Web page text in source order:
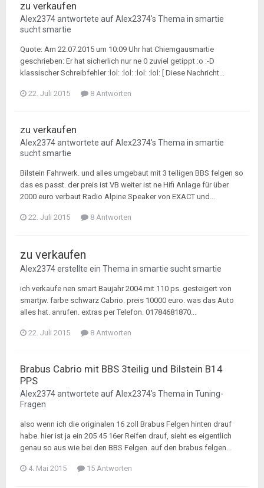
zu verkaufen
Alex2374antwortete aufAlex2374's Thema in smartie
sucht smartie
Quote: Am 22.07.2015 um 10:09 Uhr hat Chiemgausmartie
geschrieben: Er hat sicherlich nur ne 0 zuviel getippt :o :-D
klassischer Schreibfehler :lol: :lol: :lol: :lol: [ Diese Nachricht...
22. Juli 2015 8 Antworten
zu verkaufen
Alex2374antwortete aufAlex2374's Thema in smartie
sucht smartie
Bilstein Fahrwerk. und alles umgebaut mit 3 teiligen BBS felgen so
das es passt. der preis ist VB weiter ist ne Hifi Anlage für über
2000 euro verbaut Radio Alpine Speaker von EXACT und...
22. Juli 2015 8 Antworten
zu verkaufen
Alex2374erstellte ein Thema in smartie sucht smartie
ich verkaufe nen smart Baujahr 2004 mit 110 ps. gesteigert von
smartjw. farbe schwarz Cabrio. preis 10000 euro. was das Auto
alles hat. anrufen. extras per Telefon. 01784681870...
22. Juli 2015 8 Antworten
Brabus Cabrio mit BBS 3teilig und Bilstein B14
PPS
Alex2374antwortete aufAlex2374's Thema in Tuning-
Fragen
also wenn ich die originalen 16 zoll Brabus Felgen hinten drauf
habe. hier ist ja ein 205 45 16er Reifen drauf, sieht es eigentlich
genau so aus wie bei den BBS Felgen. auf den brabus felgen...
4. Mai 2015 15 Antworten